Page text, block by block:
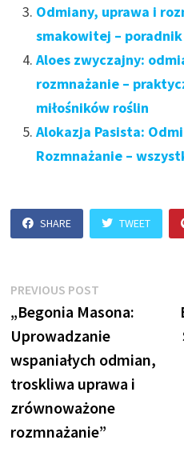
Odmiany, uprawa i
smakowitej –
Aloes zwyczajny:
rozmnażanie –
miłośników roślin
Alokazja Pasista:
Rozmnażanie –
SHARE TWEET
Nawigacja
wpisu
PREVIOUS POST
post:
„Begonia Masona:
Uprowadzanie
wspaniałych odmian,
troskliwa uprawa i
zrównoważone
rozmnażanie”